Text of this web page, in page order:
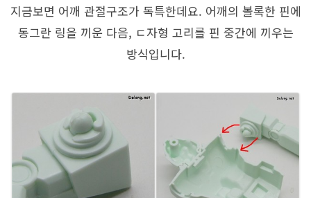
지금보면 어깨 관절구조가 독특한데요. 어깨의 볼록한 핀에
동그란 링을 끼운 다음, ㄷ자형 고리를 핀 중간에 끼우는
방식입니다.